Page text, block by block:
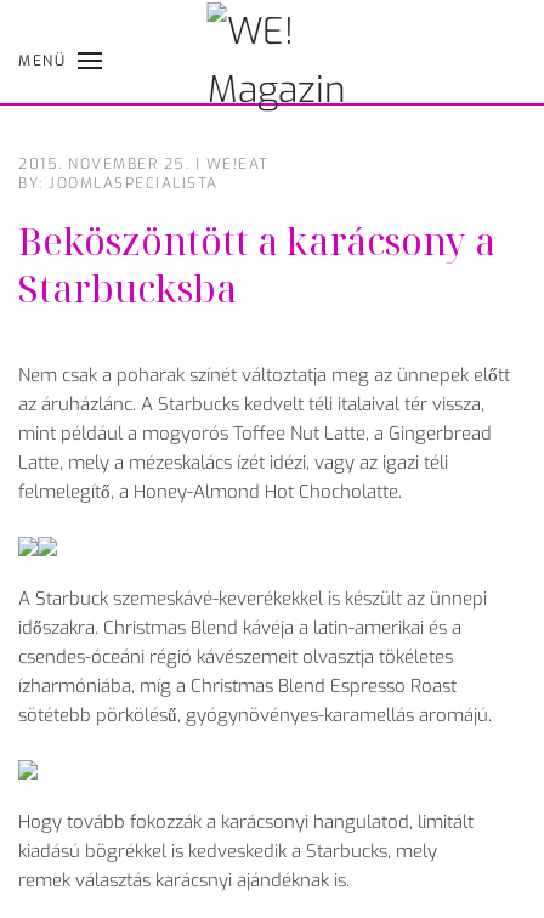
Skip
MENÜ
2015. NOVEMBER 25. | WE!EAT
BY: JOOMLASPECIALISTA
Beköszöntött a karácsony a
Starbucksba
Nem csak a poharak színét változtatja meg az ünnepek előtt
az áruházlánc. A Starbucks kedvelt téli italaival tér vissza,
mint például a mogyorós Toffee Nut Latte, a Gingerbread
Latte, mely a mézeskalács ízét idézi, vagy az igazi téli
felmelegítő, a Honey-Almond Hot Chocholatte.
A Starbuck szemeskávé-keverékekkel is készült az ünnepi
időszakra. Christmas Blend kávéja a latin-amerikai és a
csendes-óceáni régió kávészemeit olvasztja tökéletes
ízharmóniába, míg a Christmas Blend Espresso Roast
sötétebb pörkölésű, gyógynövényes-karamellás aromájú.
Hogy tovább fokozzák a karácsonyi hangulatod, limitált
kiadású bögrékkel is kedveskedik a Starbucks, mely
remek választás karácsnyi ajándéknak is.